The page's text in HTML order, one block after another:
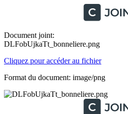
Document joint:
DLFobUjkaTt_bonneliere.png
Cliquez pour accéder au fichier
Format du document: image/png